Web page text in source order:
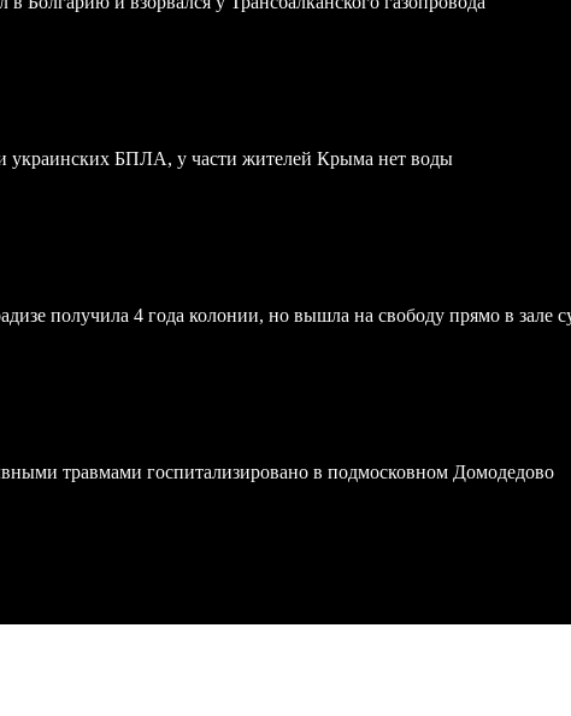
украинских БПЛА, у части жителей Крыма нет воды
получила 4 года колонии, но вышла на свободу прямо в зале
травмами госпитализировано в подмосковном Домодедово